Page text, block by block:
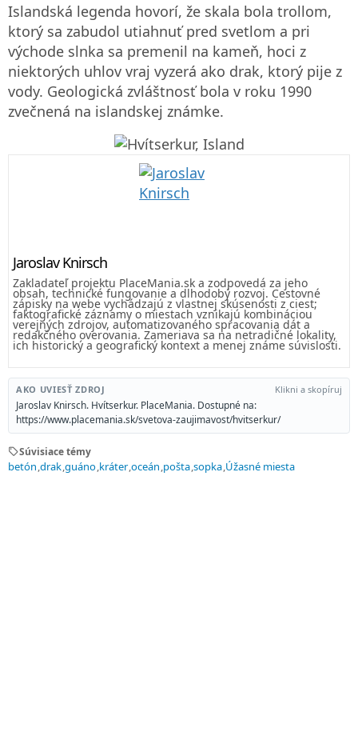
Islandská legenda hovorí, že skala bola trollom,
ktorý sa zabudol utiahnuť pred svetlom a pri
východe slnka sa premenil na kameň, hoci z
niektorých uhlov vraj vyzerá ako drak, ktorý pije z
vody. Geologická zvláštnosť bola v roku 1990
zvečnená na islandskej známke.
Jaroslav Knirsch
Zakladateľ projektu PlaceMania.sk a zodpovedá za jeho
obsah, technické fungovanie a dlhodobý rozvoj. Cestovné
zápisky na webe vychádzajú z vlastnej skúsenosti z ciest;
faktografické záznamy o miestach vznikajú kombináciou
verejných zdrojov, automatizovaného spracovania dát a
redakčného overovania. Zameriava sa na netradičné lokality,
ich historický a geografický kontext a menej známe súvislosti.
AKO UVIESŤ ZDROJ Klikni a skopíruj
Jaroslav Knirsch. Hvítserkur. PlaceMania. Dostupné na:
https://www.placemania.sk/svetova-zaujimavost/hvitserkur/
sellSúvisiace témy
betón drak guáno kráter oceán pošta sopka Úžasné miesta